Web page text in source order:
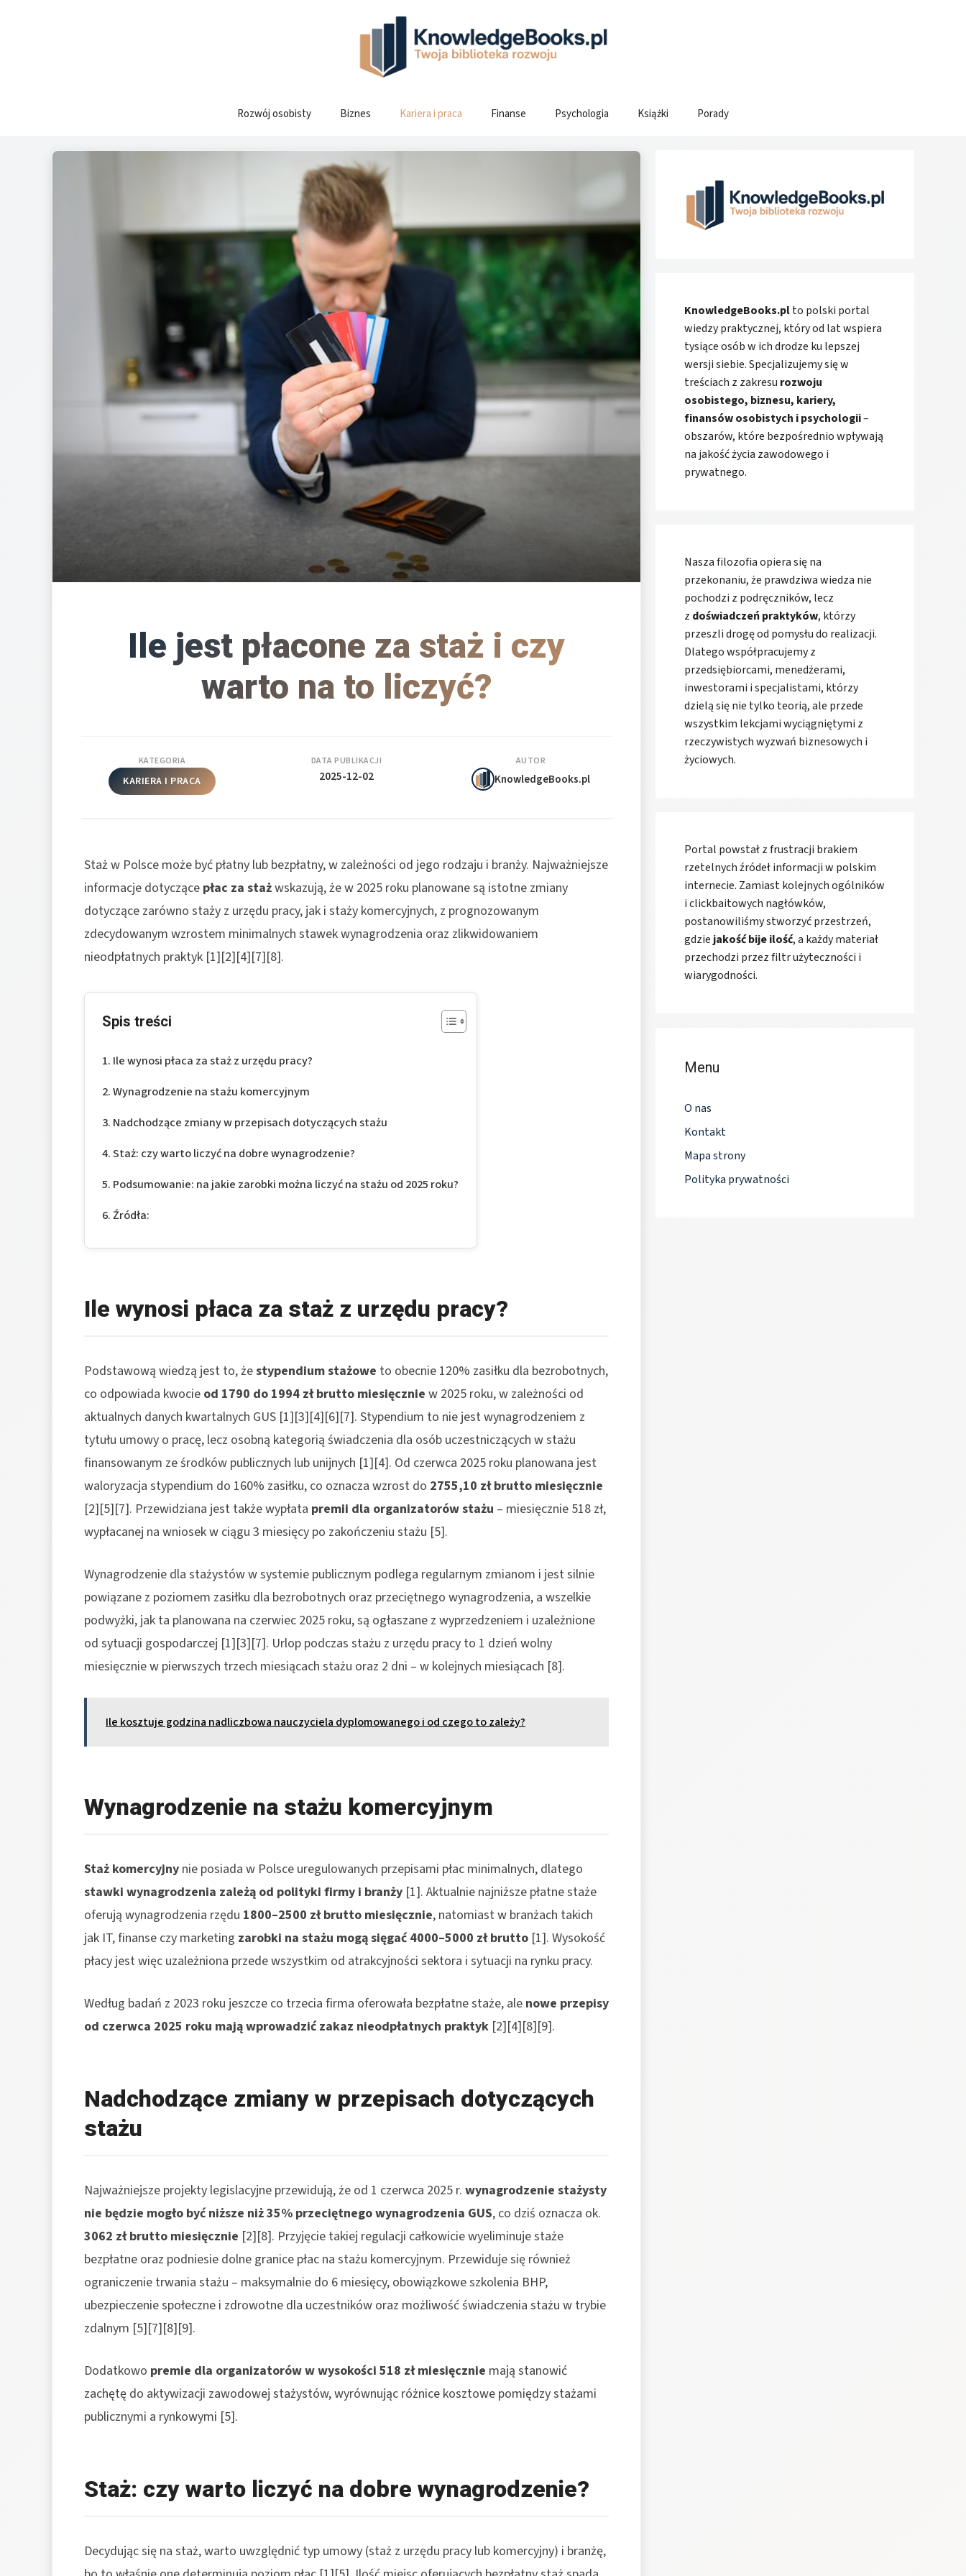
Rozwój osobisty Biznes Kariera i praca Finanse Psychologia Książki Porady
Ile jest płacone za staż i czy
warto na to liczyć?
KATEGORIA
KARIERA I PRACA
DATA PUBLIKACJI
2025-12-02
AUTOR
KnowledgeBooks.pl
Staż w Polsce może być płatny lub bezpłatny, w zależności od jego rodzaju i branży. Najważniejsze
informacje dotyczące płac za stażwskazują, że w 2025 roku planowane są istotne zmiany
dotyczące zarówno staży z urzędu pracy, jak i staży komercyjnych, z prognozowanym
zdecydowanym wzrostem minimalnych stawek wynagrodzenia oraz zlikwidowaniem
nieodpłatnych praktyk [1][2][4][7][8].
Spis treści
Ile wynosi płaca za staż z urzędu pracy?
Wynagrodzenie na stażu komercyjnym
Nadchodzące zmiany w przepisach dotyczących stażu
Staż: czy warto liczyć na dobre wynagrodzenie?
Podsumowanie: na jakie zarobki można liczyć na stażu od 2025 roku?
Źródła:
Ile wynosi płaca za staż z urzędu pracy?
Podstawową wiedzą jest to, żestypendium stażowe to obecnie 120% zasiłku dla bezrobotnych,
co odpowiada kwocie od 1790 do 1994 zł brutto miesięcznie w 2025 roku, w zależności od
aktualnych danych kwartalnych GUS [1][3][4][6][7]. Stypendium to nie jest wynagrodzeniem z
tytułu umowy o pracę, lecz osobną kategorią świadczenia dla osób uczestniczących w stażu
finansowanym ze środków publicznych lub unijnych [1][4]. Od czerwca 2025 roku planowana jest
waloryzacja stypendium do 160% zasiłku, co oznacza wzrost do 2755,10 zł brutto miesięcznie
[2][5][7]. Przewidziana jest także wypłata premii dla organizatorów stażu – miesięcznie 518 zł,
wypłacanej na wniosek w ciągu 3 miesięcy po zakończeniu stażu [5].
Wynagrodzenie dla stażystów w systemie publicznym podlega regularnym zmianom i jest silnie
powiązane z poziomem zasiłku dla bezrobotnych oraz przeciętnego wynagrodzenia, a wszelkie
podwyżki, jak ta planowana na czerwiec 2025 roku, są ogłaszane z wyprzedzeniem i uzależnione
od sytuacji gospodarczej [1][3][7]. Urlop podczas stażu z urzędu pracy to 1 dzień wolny
miesięcznie w pierwszych trzech miesiącach stażu oraz 2 dni – w kolejnych miesiącach [8].
Ile kosztuje godzina nadliczbowa nauczyciela dyplomowanego i od czego to zależy?
Wynagrodzenie na stażu komercyjnym
Staż komercyjny nie posiada w Polsce uregulowanych przepisami płac minimalnych, dlatego
stawki wynagrodzenia zależą od polityki firmy i branży [1]. Aktualnie najniższe płatne staże
oferują wynagrodzenia rzędu 1800–2500 zł brutto miesięcznie, natomiast w branżach takich
jak IT, finanse czy marketing zarobki na stażu mogą sięgać 4000–5000 zł brutto [1]. Wysokość
płacy jest więc uzależniona przede wszystkim od atrakcyjności sektora i sytuacji na rynku pracy.
Według badań z 2023 roku jeszcze co trzecia firma oferowała bezpłatne staże, ale nowe przepisy
od czerwca 2025 roku mają wprowadzić zakaz nieodpłatnych praktyk [2][4][8][9].
Nadchodzące zmiany w przepisach dotyczących
stażu
Najważniejsze projekty legislacyjne przewidują, że od 1 czerwca 2025 r. wynagrodzenie stażysty
nie będzie mogło być niższe niż 35% przeciętnego wynagrodzenia GUS, co dziś oznacza ok.
3062 zł brutto miesięcznie [2][8]. Przyjęcie takiej regulacji całkowicie wyeliminuje staże
bezpłatne oraz podniesie dolne granice płac na stażu komercyjnym. Przewiduje się również
ograniczenie trwania stażu – maksymalnie do 6 miesięcy, obowiązkowe szkolenia BHP,
ubezpieczenie społeczne i zdrowotne dla uczestników oraz możliwość świadczenia stażu w trybie
zdalnym [5][7][8][9].
Dodatkowo premie dla organizatorów w wysokości 518 zł miesięcznie mają stanowić
zachętę do aktywizacji zawodowej stażystów, wyrównując różnice kosztowe pomiędzy stażami
publicznymi a rynkowymi [5].
Staż: czy warto liczyć na dobre wynagrodzenie?
Decydując się na staż, warto uwzględnić typ umowy (staż z urzędu pracy lub komercyjny) i branżę,
KnowledgeBooks.plto polski portal
wiedzy praktycznej, który od lat wspiera
tysiące osób w ich drodze ku lepszej
wersji siebie. Specjalizujemy się w
treściach z zakresu rozwoju
osobistego, biznesu, kariery,
finansów osobistych i psychologii–
obszarów, które bezpośrednio wpływają
na jakość życia zawodowego i
prywatnego.
Nasza filozofia opiera się na
przekonaniu, że prawdziwa wiedza nie
pochodzi z podręczników, lecz
z doświadczeń praktyków, którzy
przeszli drogę od pomysłu do realizacji.
Dlatego współpracujemy z
przedsiębiorcami, menedżerami,
inwestorami i specjalistami, którzy
dzielą się nie tylko teorią, ale przede
wszystkim lekcjami wyciągniętymi z
rzeczywistych wyzwań biznesowych i
życiowych.
Portal powstał z frustracji brakiem
rzetelnych źródeł informacji w polskim
internecie. Zamiast kolejnych ogólników
i clickbaitowych nagłówków,
postanowiliśmy stworzyć przestrzeń,
gdzie jakość bije ilość, a każdy materiał
przechodzi przez filtr użyteczności i
wiarygodności.
Menu
O nas
Kontakt
Mapa strony
Polityka prywatności